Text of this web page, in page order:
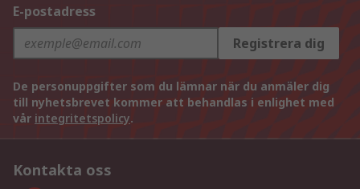
E-postadress
Registrera dig
De personuppgifter som du lämnar när du anmäler dig
till nyhetsbrevet kommer att behandlas i enlighet med
vår integritetspolicy.
Kontakta oss